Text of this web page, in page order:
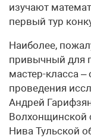
изучают
первый тур
Наиболее,
привычный для
мастер-класса –
проведения
Андрей
Волхонщинской
Нива Тульской